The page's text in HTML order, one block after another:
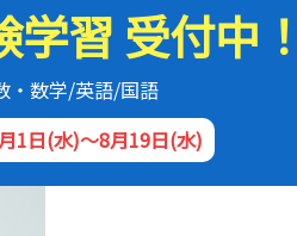
習 受付中！
・数学/英語/国語
1日(水)～8月19日(水)